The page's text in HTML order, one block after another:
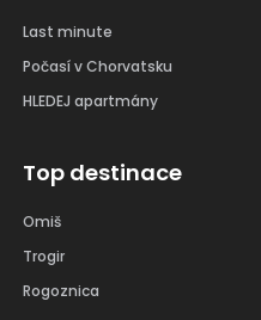
Last minute
Počasí v Chorvatsku
HLEDEJ apartmány
Top destinace
Omiš
Trogir
Rogoznica